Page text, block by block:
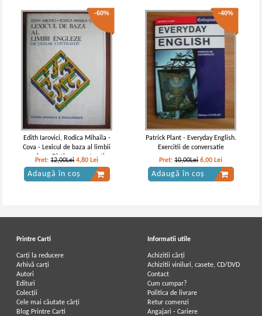
-60%
Edith Iarovici, Rodica Mihaila -
Cova - Lexicul de baza al limbii
engleze. Dictionar contrastiv
Pret:12,00Lei 4,80 Lei
Adaugă în coș
-40%
Patrick Plant - Everyday English.
Exercitii de conversatie
Pret:10,00Lei 6,00 Lei
Adaugă în coș
Printre Carti
Carți la reducere
Arhivă carți
Autori
Edituri
Colecții
Cele mai căutate cărți
Blog Printre Carti
Informatii utile
Achizitii cărți
Achizitii viniluri, casete, CD/DVD
Contact
Cum cumpar?
Politica de livrare
Retur comenzi
Angajari - Cariere